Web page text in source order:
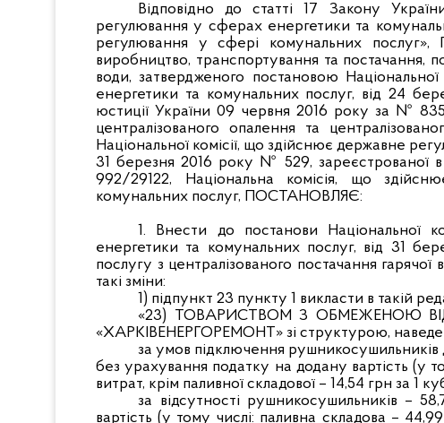
Відповідно до статті 17 Закону
регулювання у сферах енергетики та
регулювання у сфері комунальних
виробництво, транспортування та постачання,
води, затвердженого постановою
енергетики та комунальних послуг, від 24
юстиції України 09 червня 2016 року за №
централізованого опалення та
Національної комісії, що здійснює державне
31 березня 2016 року № 529, зареєстрованої
992/29122, Національна комісія, що
комунальних послуг, ПОСТАНОВЛЯЄ:
1. Внести до постанови Національної
енергетики та комунальних послуг, від 31
послугу з централізованого постачання
такі зміни:
1) підпункт 23 пункту 1 викласти в такій
«23) ТОВАРИСТВОМ З ОБМЕЖЕНОЮ
«ХАРКІВЕНЕРГОРЕМОНТ» зі структурою,
за умов підключення рушникосушильників
без урахування податку на додану вартість (у
витрат, крім паливної складової – 14,54 грн за 1
за відсутності рушникосушильників –
вартість (у тому числі: паливна складова –